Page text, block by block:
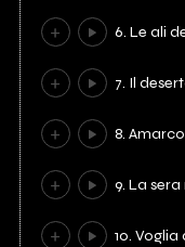
6. Le ali
7. Il
8.
9. La
10.